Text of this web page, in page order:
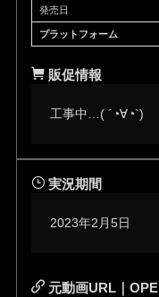
発売日
プラットフォーム
販促情報
工事中…( ´◔∀◔`)ゞ
実況期間
2023年2月5日
元動画URL｜